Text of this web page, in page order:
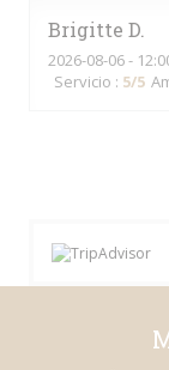
Brigitte D
2026-08-06-
Servicio : 5/5